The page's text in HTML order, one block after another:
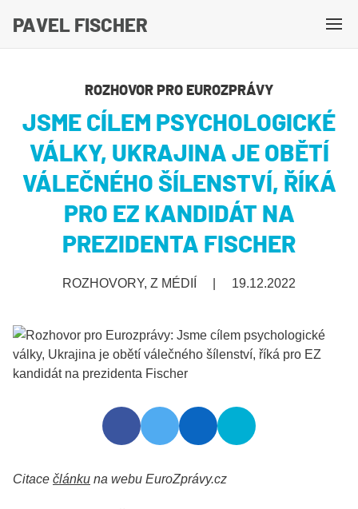
PAVEL FISCHER
M
ROZHOVOR PRO EUROZPRÁVY
JSME CÍLEM PSYCHOLOGICKÉ
VÁLKY, UKRAJINA JE OBĚTÍ
VÁLEČNÉHO ŠÍLENSTVÍ, ŘÍKÁ
PRO EZ KANDIDÁT NA
PREZIDENTA FISCHER
ROZHOVORY, Z MÉDIÍ 19.12.2022
Citace článku na webu EuroZprávy.cz